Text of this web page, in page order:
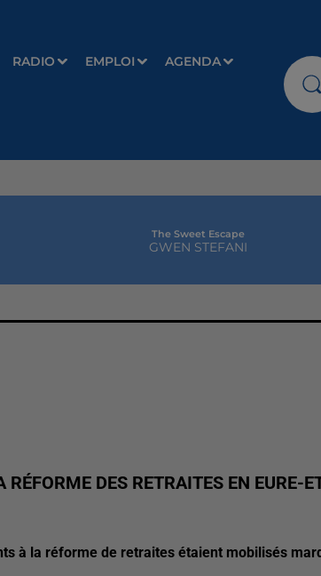
RADIO EMPLOI AGENDA
The Sweet Escape
GWEN STEFANI
DES RETRAITES EN EURE-
à la réforme de retraites étaient mobilisés